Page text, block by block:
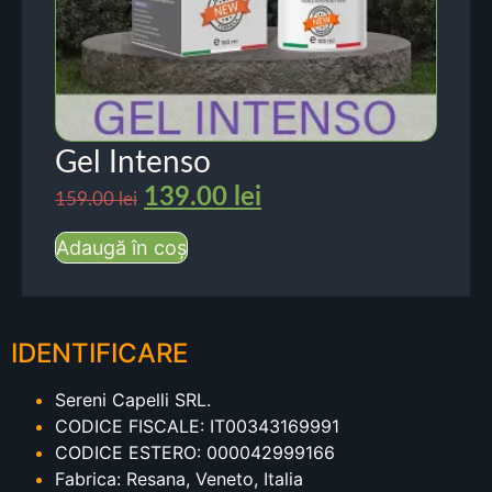
Gel Intenso
159.00lei 139.00 lei
Adaugă în coș
IDENTIFICARE
Sereni Capelli SRL.
CODICE FISCALE: IT00343169991
CODICE ESTERO: 000042999166
Fabrica: Resana, Veneto, Italia